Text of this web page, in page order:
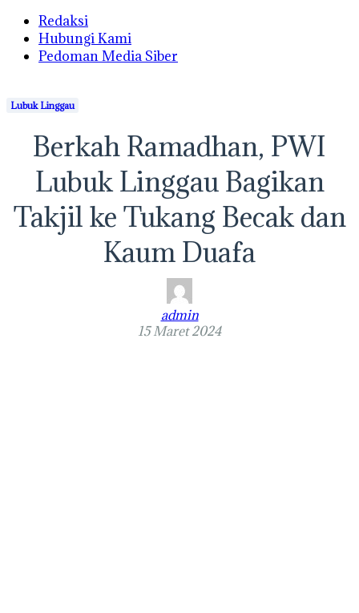
Redaksi
Hubungi Kami
Pedoman Media Siber
Lubuk Linggau
Berkah Ramadhan, PWI
Lubuk Linggau Bagikan
Takjil ke Tukang Becak dan
Kaum Duafa
admin
15 Maret 2024